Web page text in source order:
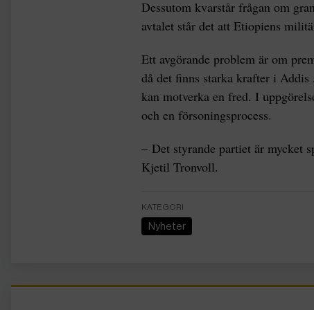
Dessutom kvarstår frågan om
avtalet står det att Etiopiens
Ett avgörande problem är om
då det finns starka krafter i
kan motverka en fred. I
och en försoningsprocess.
– Det styrande partiet är mycket
Kjetil Tronvoll.
KATEGORI
Nyheter